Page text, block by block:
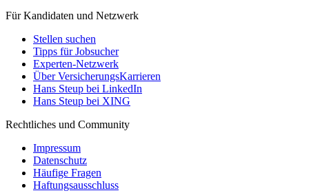
Für Kandidaten und Netzwerk
Stellen suchen
Tipps für Jobsucher
Experten-Netzwerk
Über VersicherungsKarrieren
Hans Steup bei LinkedIn
Hans Steup bei XING
Rechtliches und Community
Impressum
Datenschutz
Häufige Fragen
Haftungsausschluss